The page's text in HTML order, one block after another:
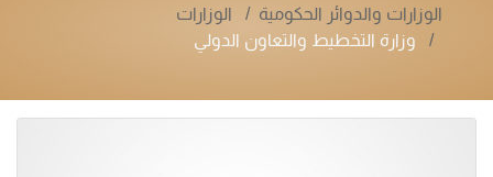
الوزارات والدوائر الحكومية
الوزارات
وزارة التخطيط والتعاون الدولي